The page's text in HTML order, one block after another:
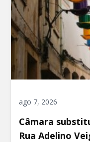
ago 7, 2026
Câmara
Rua Adelino